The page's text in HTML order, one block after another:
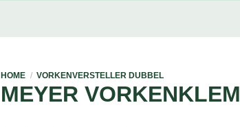
HOME / VORKENVERSTELLER DUBBEL
MEYER VORKENKLEM